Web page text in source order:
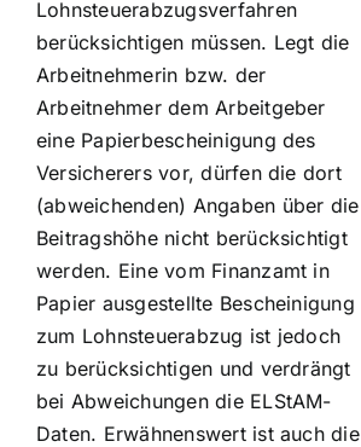
Lohnsteuerabzugsverfahren
berücksichtigen müssen. Legt die
Arbeitnehmerin bzw. der
Arbeitnehmer dem Arbeitgeber
eine Papierbescheinigung des
Versicherers vor, dürfen die dort
(abweichenden) Angaben über die
Beitragshöhe nicht berücksichtigt
werden. Eine vom Finanzamt in
Papier ausgestellte Bescheinigung
zum Lohnsteuerabzug ist jedoch
zu berücksichtigen und verdrängt
bei Abweichungen die ELStAM-
Daten. Erwähnenswert ist auch die